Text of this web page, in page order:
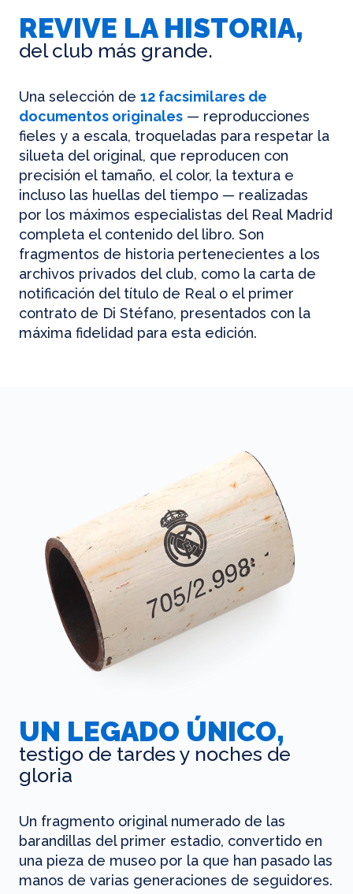
REVIVE LA HISTORIA,
del club más grande.
Una selección de 12 facsimilares de
documentos originales — reproducciones
fieles y a escala, troqueladas para respetar la
silueta del original, que reproducen con
precisión el tamaño, el color, la textura e
incluso las huellas del tiempo — realizadas
por los máximos especialistas del Real Madrid
completa el contenido del libro. Son
fragmentos de historia pertenecientes a los
archivos privados del club, como la carta de
notificación del título de Real o el primer
contrato de Di Stéfano, presentados con la
máxima fidelidad para esta edición.
UN LEGADO ÚNICO,
testigo de tardes y noches de
gloria
Un fragmento original numerado de las
barandillas del primer estadio, convertido en
una pieza de museo por la que han pasado las
manos de varias generaciones de seguidores.